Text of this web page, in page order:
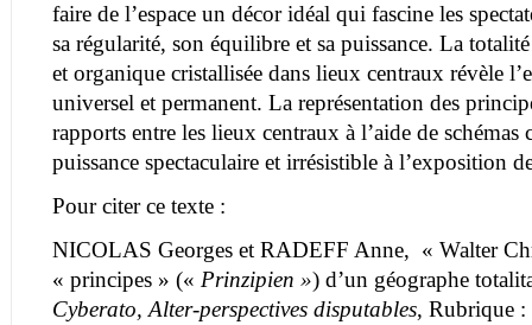
faire de l’espace un décor idéal qui fascine les
sa régularité, son équilibre et sa puissance. La
et organique cristallisée dans lieux centraux révèle
universel et permanent. La représentation des
rapports entre les lieux centraux à l’aide de schémas
puissance spectaculaire et irrésistible à l’exposition
Pour citer ce texte :
NICOLAS Georges et RADEFF Anne, « Walter
« principes » (« Prinzipien ») d’un géographe
Cyberato, Alter-perspectives disputables, Rubrique :